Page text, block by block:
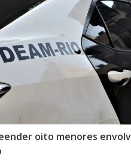
oito menores